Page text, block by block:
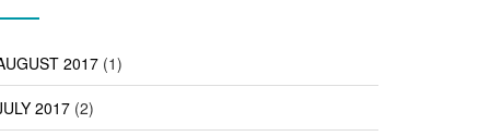
2017 (1)
2017 (2)